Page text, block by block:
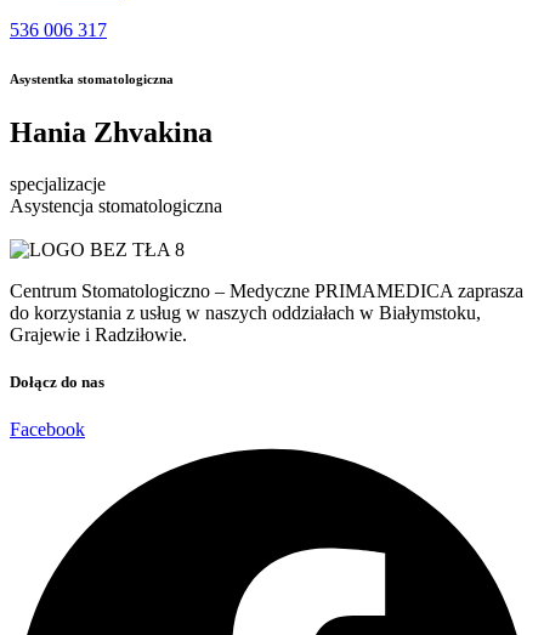
536 006 317
Asystentka stomatologiczna
Hania Zhvakina
specjalizacje
Asystencja stomatologiczna
Centrum Stomatologiczno – Medyczne PRIMAMEDICA zaprasza
do korzystania z usług w naszych oddziałach w Białymstoku,
Grajewie i Radziłowie.
Dołącz do nas
Facebook